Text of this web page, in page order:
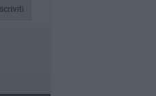
Iscriviti